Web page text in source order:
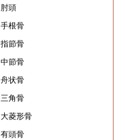
肘頭
手根骨
指節骨
中節骨
舟状骨
三角骨
大菱形骨
有頭骨